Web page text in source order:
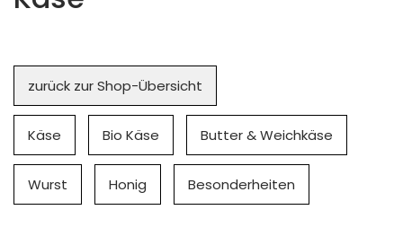
überspringen
zurück zur Shop-Übersicht
Käse Bio Käse Butter & Weichkäse
Wurst Honig Besonderheiten